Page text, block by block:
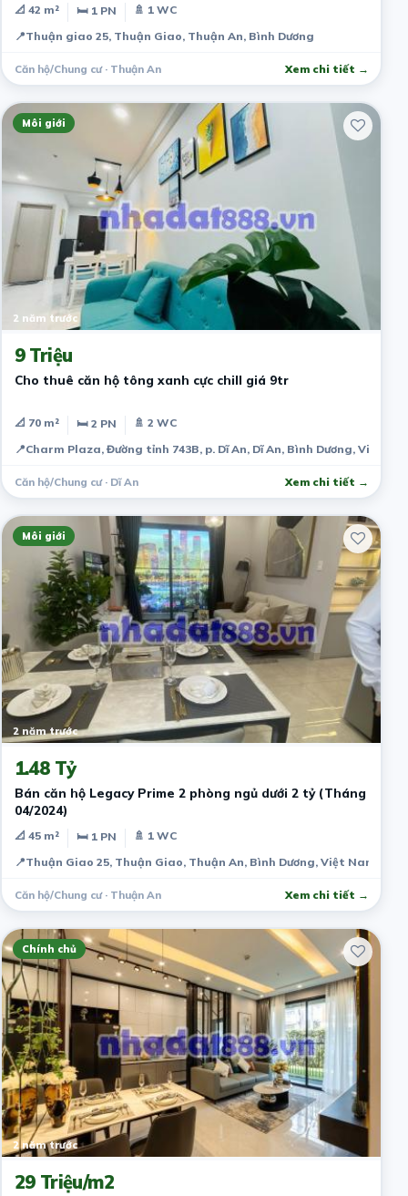
📐 42 m² 🛏 1 PN
🚿 1 WC
📍Thuận giao 25, Thuận Giao, Thuận An, Bình Dương
Căn hộ/Chung cư · Thuận An Xem chi tiết →
Môi giới
2 năm trước
9 Triệu
Cho thuê căn hộ tông xanh cực chill giá 9tr
📐 70 m² 🛏 2 PN
🚿 2 WC
📍Charm Plaza, Đường tỉnh 743B, p. Dĩ An, Dĩ An, Bình Dương, Việt
Căn hộ/Chung cư · Dĩ An Xem chi tiết →
Môi giới
2 năm trước
1.48 Tỷ
Bán căn hộ Legacy Prime 2 phòng ngủ dưới 2 tỷ (Tháng
04/2024)
📐 45 m² 🛏 1 PN
🚿 1 WC
📍Thuận Giao 25, Thuận Giao, Thuận An, Bình Dương, Việt Nam
Căn hộ/Chung cư · Thuận An Xem chi tiết →
Chính chủ
2 năm trước
29 Triệu/m2